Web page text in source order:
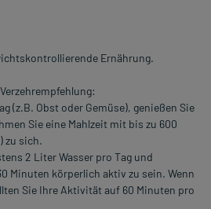
Ernährung.
(z.B. Obst oder Gemüse), genießen Sie
Sie eine Mahlzeit mit bis zu 600
zu sich.
2 Liter Wasser pro Tag und
Minuten körperlich aktiv zu sein. Wenn
Sie Ihre Aktivität auf 60 Minuten pro